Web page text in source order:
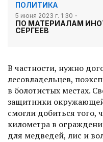
ПОЛИТИКА
5 июня 2023 г. 1:30
ПО МАТЕРИАЛАМ
СЕРГЕЕВ
В частности, нужно
лесовладельцев,
в болотистых местах.
защитники
смогли добиться того,
километра в
для медведей, лис и